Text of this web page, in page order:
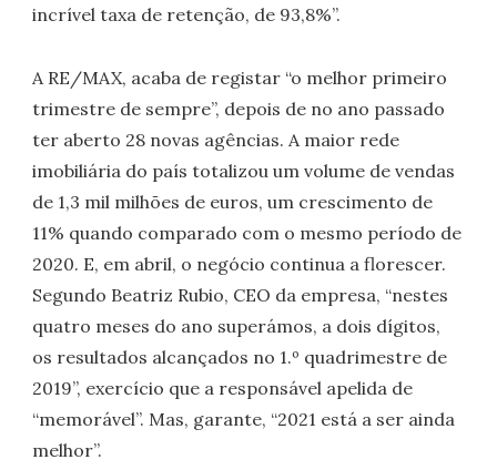
incrível taxa de retenção, de 93,8%”.
A RE/MAX, acaba de registar “o melhor primeiro
trimestre de sempre”, depois de no ano passado
ter aberto 28 novas agências. A maior rede
imobiliária do país totalizou um volume de vendas
de 1,3 mil milhões de euros, um crescimento de
11% quando comparado com o mesmo período de
2020. E, em abril, o negócio continua a florescer.
Segundo Beatriz Rubio, CEO da empresa, “nestes
quatro meses do ano superámos, a dois dígitos,
os resultados alcançados no 1.º quadrimestre de
2019”, exercício que a responsável apelida de
“memorável”. Mas, garante, “2021 está a ser ainda
melhor”.